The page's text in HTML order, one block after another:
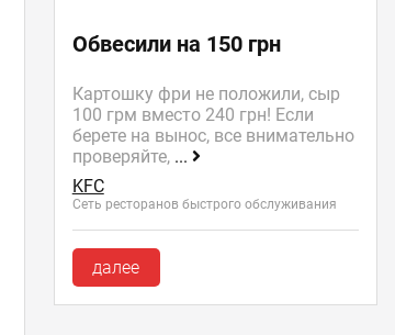
Обвесили на 150 грн
Картошку фри не положили, сыр
100 грм вместо 240 грн! Если
берете на вынос, все внимательно
проверяйте, ...
KFC
Сеть ресторанов быстрого обслуживания
далее